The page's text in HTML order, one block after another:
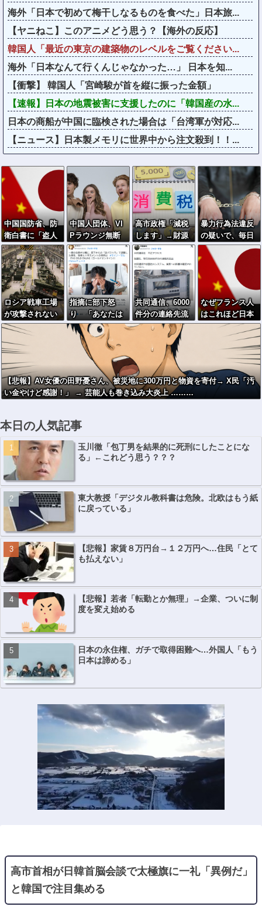
海外「日本で初めて梅干しなるものを食べた」日本旅...
【ヤニねこ】このアニメどう思う？【海外の反応】
韓国人「最近の東京の建築物のレベルをご覧ください...
海外「日本なんて行くんじゃなかった…」 日本を知...
【衝撃】 韓国人「宮崎駿が首を縦に振った金額」
【速報】日本の地震被害に支援したのに「韓国産の水...
日本の商船が中国に臨検された場合は「台湾軍が対応...
【ニュース】日本製メモリに世界中から注文殺到！！...
中国国防省、防
衛白書に「盗人
たけだけしい」
中国人団体、VI
Pラウンジ無断
侵入→搭乗拒否
→空港警備員
の”つり目ポー
ズ”で国際問題に
ｗｗｗ
高市政権「減税
します」→財源
「これから考え
ます」
暴力行為法違反
の疑いで、毎日
新聞記者を逮捕
ロシア戦車工場
が攻撃されない
のは、ウクライ
ナ側が標的優先
順位は低いとは
判断か？！
指摘に部下怒
り 「あなたは
失格です」。上
司は泣いて辞職
共同通信、6000
件分の連絡先流
出か 「おわび
します」とラフ
な軽い謝罪コメ
ントを発表
なぜフランス人
はこれほど日本
が好きなのか？
中国ネット「中
国を除いて、日
本が嫌いな国な
んてない」
【悲報】AV女優の田野憂さん、被災地に300万円と物資を寄付→ X民「汚
い金やけど感謝！」 → 芸能人も巻き込み大炎上 ………
本日の人気記事
玉川徹「包丁男を結果的に死刑にしたことにな
る」←これどう思う？？？
東大教授「デジタル教科書は危険。北欧はもう紙
に戻っている」
【悲報】家賃８万円台→１２万円へ…住民「とて
も払えない」
【悲報】若者「転勤とか無理」→企業、ついに制
度を変え始める
日本の永住権、ガチで取得困難へ…外国人「もう
日本は諦める」
高市首相が日韓首脳会談で太極旗に一礼「異例だ」
と韓国で注目集める